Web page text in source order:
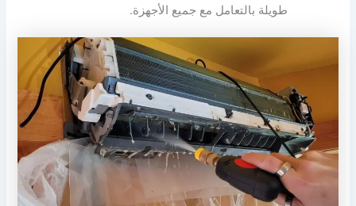
طويلة بالتعامل مع جميع الأجهزة.